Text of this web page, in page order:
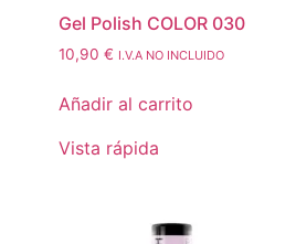
Gel Polish COLOR 030
10,90 € I.V.A NO INCLUIDO
Añadir al carrito
Vista rápida